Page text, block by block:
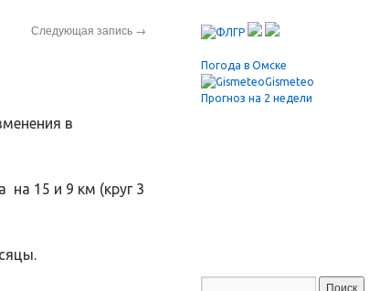
Следующая запись →
в
15 и 9 км (круг 3
Погода в Омске
Gismeteo
Прогноз на 2 недели